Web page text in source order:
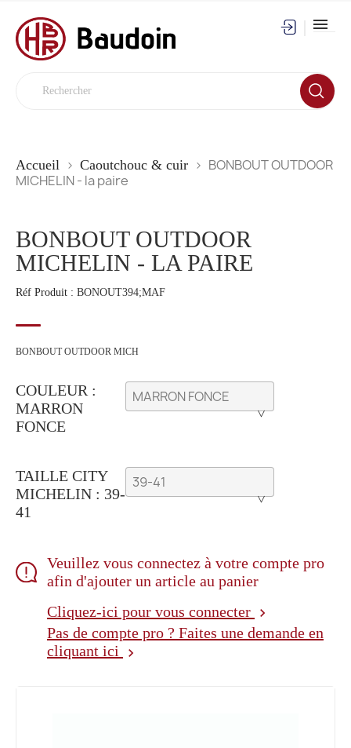
Accueil Caoutchouc & cuir
BONBOUT OUTDOOR
MICHELIN - la paire
BONBOUT OUTDOOR
MICHELIN - LA PAIRE
Réf Produit : BONOUT394;MAF
BONBOUT OUTDOOR MICH
COULEUR :
MARRON
FONCE
TAILLE CITY
MICHELIN : 39-
41
Veuillez vous connectez à votre compte pro
afin d'ajouter un article au panier
Cliquez-ici pour vous connecter chevron_right
Pas de compte pro ? Faites une demande en
cliquant ici
chevron_right